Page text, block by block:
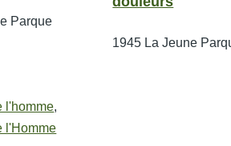
Parque
l'homme,
l'Homme
1945 La Jeune